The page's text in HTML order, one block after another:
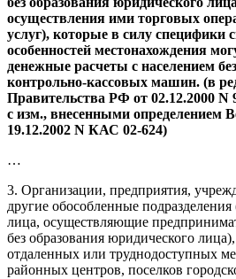
осуществления ими торговых
услуг), которые в силу специфики
особенностей местонахождения
денежные расчеты с населением
контрольно-кассовых машин. (в
Правительства РФ от 02.12.2000 N
с изм., внесенными определением
19.12.2002 N КАС 02-624)
…
3. Организации, предприятия,
другие обособленные
лица, осуществляющие
без образования юридического
отдаленных или труднодоступных
районных центров, поселков